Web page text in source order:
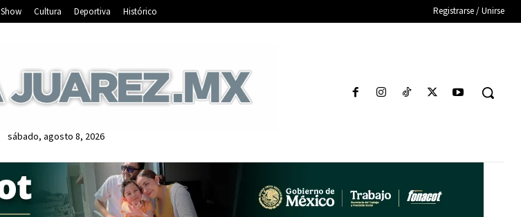
Show Cultura Deportiva Histórico Registrarse / Unirse
sábado, agosto 8, 2026